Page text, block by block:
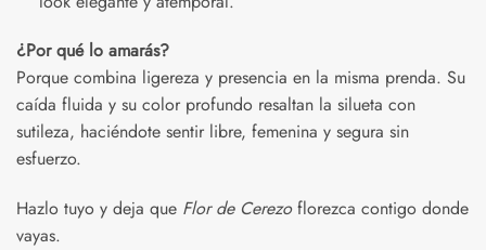
¿Por qué lo amarás?
Porque combina ligereza y presencia en la misma prenda. Su
caída fluida y su color profundo resaltan la silueta con
sutileza, haciéndote sentir libre, femenina y segura sin
esfuerzo.
Hazlo tuyo y deja que Flor de Cerezoflorezca contigo donde
vayas.